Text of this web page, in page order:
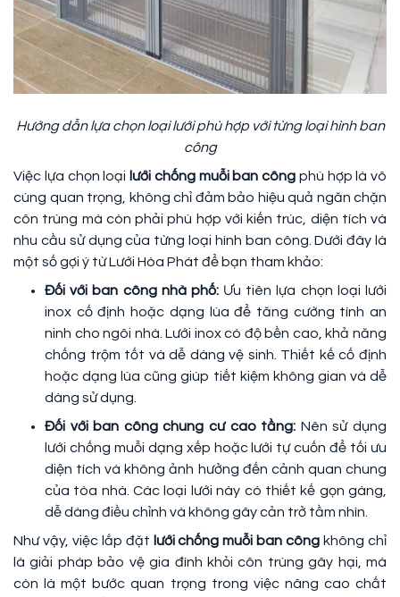
Hướng dẫn lựa chọn loại lưới phù hợp với từng loại hình ban
công
Việc lựa chọn loại lưới chống muỗi ban công phù hợp là vô
cùng quan trọng, không chỉ đảm bảo hiệu quả ngăn chặn
côn trùng mà còn phải phù hợp với kiến trúc, diện tích và
nhu cầu sử dụng của từng loại hình ban công. Dưới đây là
một số gợi ý từ Lưới Hòa Phát để bạn tham khảo:
Đối với ban công nhà phố: Ưu tiên lựa chọn loại lưới
inox cố định hoặc dạng lùa để tăng cường tính an
ninh cho ngôi nhà. Lưới inox có độ bền cao, khả năng
chống trộm tốt và dễ dàng vệ sinh. Thiết kế cố định
hoặc dạng lùa cũng giúp tiết kiệm không gian và dễ
dàng sử dụng.
Đối với ban công chung cư cao tầng: Nên sử dụng
lưới chống muỗi dạng xếp hoặc lưới tự cuốn để tối ưu
diện tích và không ảnh hưởng đến cảnh quan chung
của tòa nhà. Các loại lưới này có thiết kế gọn gàng,
dễ dàng điều chỉnh và không gây cản trở tầm nhìn.
Như vậy, việc lắp đặt lưới chống muỗi ban công không chỉ
là giải pháp bảo vệ gia đình khỏi côn trùng gây hại, mà
còn là một bước quan trọng trong việc nâng cao chất